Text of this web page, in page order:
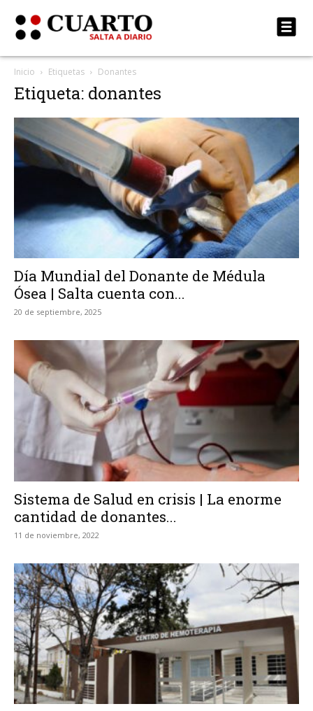
Inicio Etiquetas Donantes
Etiqueta: donantes
Día Mundial del Donante de Médula
Ósea | Salta cuenta con...
20 de septiembre, 2025
Sistema de Salud en crisis | La enorme
cantidad de donantes...
11 de noviembre, 2022